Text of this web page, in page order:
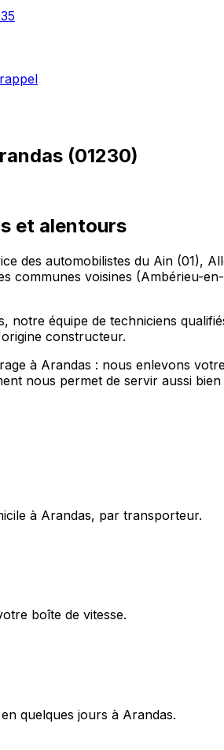
(01230)
et alentours
des automobilistes du Ain
communes voisines (Ambérieu-
équipe de techniciens
constructeur.
à Arandas : nous enlevons
nous permet de servir aussi
à Arandas, par transporteur.
boîte de vitesse.
quelques jours à Arandas.